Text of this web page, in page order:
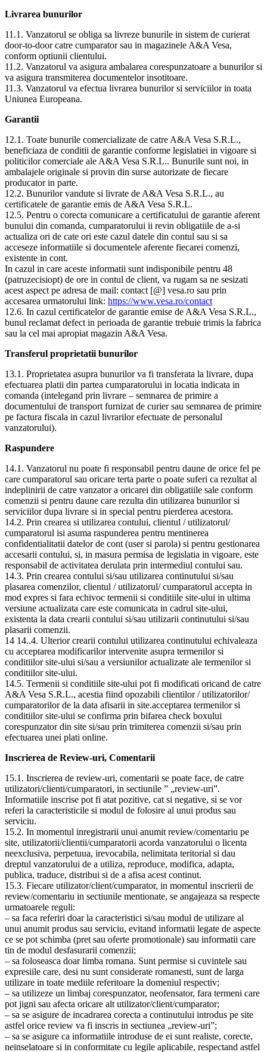
Livrarea bunurilor
11.1. Vanzatorul se obliga sa livreze bunurile in sistem de curierat
door-to-door catre cumparator sau in magazinele A&A Vesa,
conform optiunii clientului.
11.2. Vanzatorul va asigura ambalarea corespunzatoare a bunurilor si
va asigura transmiterea documentelor insotitoare.
11.3. Vanzatorul va efectua livrarea bunurilor si serviciilor in toata
Uniunea Europeana.
Garantii
12.1. Toate bunurile comercializate de catre A&A Vesa S.R.L.,
beneficiaza de conditii de garantie conforme legislatiei in vigoare si
politicilor comerciale ale A&A Vesa S.R.L.. Bunurile sunt noi, in
ambalajele originale si provin din surse autorizate de fiecare
producator in parte.
12.2. Bunurilor vandute si livrate de A&A Vesa S.R.L., au
certificatele de garantie emis de A&A Vesa S.R.L.
12.5. Pentru o corecta comunicare a certificatului de garantie aferent
bunului din comanda, cumparatorului ii revin obligatiile de a-si
actualiza ori de cate ori este cazul datele din contul sau si sa
acceseze informatiile si documentele aferente fiecarei comenzi,
existente in cont.
In cazul in care aceste informatii sunt indisponibile pentru 48
(patruzecisiopt) de ore in contul de client, va rugam sa ne sesizati
acest aspect pe adresa de mail: contact [@] vesa.ro sau prin
accesarea urmatorului link: https://www.vesa.ro/contact
12.6. In cazul certificatelor de garantie emise de A&A Vesa S.R.L.,
bunul reclamat defect in perioada de garantie trebuie trimis la fabrica
sau la cel mai apropiat magazin A&A Vesa.
Transferul proprietatii bunurilor
13.1. Proprietatea asupra bunurilor va fi transferata la livrare, dupa
efectuarea platii din partea cumparatorului in locatia indicata in
comanda (intelegand prin livrare – semnarea de primire a
documentului de transport furnizat de curier sau semnarea de primire
pe factura fiscala in cazul livrarilor efectuate de personalul
vanzatorului).
Raspundere
14.1. Vanzatorul nu poate fi responsabil pentru daune de orice fel pe
care cumparatorul sau oricare terta parte o poate suferi ca rezultat al
indeplinirii de catre vanzator a oricarei din obligatiile sale conform
comenzii si pentru daune care rezulta din utilizarea bunurilor si
serviciilor dupa livrare si in special pentru pierderea acestora.
14.2. Prin crearea si utilizarea contului, clientul / utilizatorul/
cumparatorul isi asuma raspunderea pentru mentinerea
confidentialitatii datelor de cont (user si parola) si pentru gestionarea
accesarii contului, si, in masura permisa de legislatia in vigoare, este
responsabil de activitatea derulata prin intermediul contului sau.
14.3. Prin crearea contului si/sau utilizarea continutului si/sau
plasarea comenzilor, clientul / utilizatorul/ cumparatorul accepta in
mod expres si fara echivoc termenii si conditiile site-ului in ultima
versiune actualizata care este comunicata in cadrul site-ului,
existenta la data crearii contului si/sau utilizarii continutului si/sau
plasarii comenzii.
14 14..4. Ulterior crearii contului utilizarea continutului echivaleaza
cu acceptarea modificarilor intervenite asupra termenilor si
conditiilor site-ului si/sau a versiunilor actualizate ale termenilor si
conditiilor site-ului.
14.5. Termenii si conditiile site-ului pot fi modificati oricand de catre
A&A Vesa S.R.L., acestia fiind opozabili clientilor / utilizatorilor/
cumparatorilor de la data afisarii in site.acceptarea termenilor si
conditiilor site-ului se confirma prin bifarea check boxului
corespunzator din site si/sau prin trimiterea comenzii si/sau prin
efectuarea unei plati online.
Inscrierea de Review-uri, Comentarii
15.1. Inscrierea de review-uri, comentarii se poate face, de catre
utilizatori/clienti/cumparatori, in sectiunile ” „review-uri”.
Informatiile inscrise pot fi atat pozitive, cat si negative, si se vor
referi la caracteristicile si modul de folosire al unui produs sau
serviciu.
15.2. In momentul inregistrarii unui anumit review/comentariu pe
site, utilizatorii/clientii/cumparatorii acorda vanzatorului o licenta
neexclusiva, perpetuua, irevocabila, nelimitata teritorial si dau
dreptul vanzatorului de a utiliza, reproduce, modifica, adapta,
publica, traduce, distribui si de a afisa acest continut.
15.3. Fiecare utilizator/client/cumparator, in momentul inscrierii de
review/comentariu in sectiunile mentionate, se angajeaza sa respecte
urmatoarele reguli:
– sa faca referiri doar la caracteristici si/sau modul de utilizare al
unui anumit produs sau serviciu, evitand informatii legate de aspecte
ce se pot schimba (pret sau oferte promotionale) sau informatii care
tin de modul desfasurarii comenzii;
– sa foloseasca doar limba romana. Sunt permise si cuvintele sau
expresiile care, desi nu sunt considerate romanesti, sunt de larga
utilizare in toate mediile referitoare la domeniul respectiv;
– sa utilizeze un limbaj corespunzator, neofensator, fara termeni care
pot jigni sau afecta oricare alt utilizator/client/cumparator;
– sa se asigure de incadrarea corecta a continutului introdus pe site
astfel orice review va fi inscris in sectiunea „review-uri”;
– sa se asigure ca informatiile introduse de ei sunt realiste, corecte,
neinselatoare si in conformitate cu legile aplicabile, respectand astfel